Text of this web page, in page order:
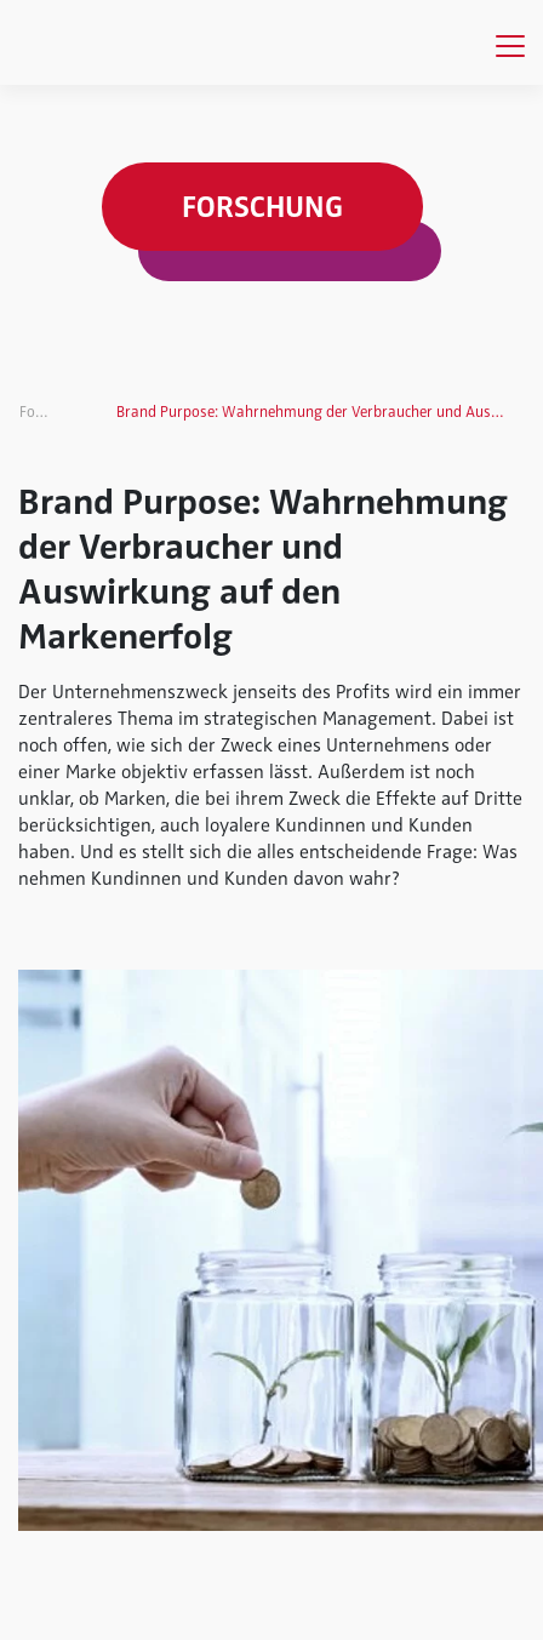
FORSCHUNG
Forschung Brand Purpose: Wahrnehmung der Verbraucher und Auswirkung auf den Markenerfolg
Brand Purpose: Wahrnehmung
der Verbraucher und
Auswirkung auf den
Markenerfolg
Der Unternehmenszweck jenseits des Profits wird ein immer
zentraleres Thema im strategischen Management. Dabei ist
noch offen, wie sich der Zweck eines Unternehmens oder
einer Marke objektiv erfassen lässt. Außerdem ist noch
unklar, ob Marken, die bei ihrem Zweck die Effekte auf Dritte
berücksichtigen, auch loyalere Kundinnen und Kunden
haben. Und es stellt sich die alles entscheidende Frage: Was
nehmen Kundinnen und Kunden davon wahr?